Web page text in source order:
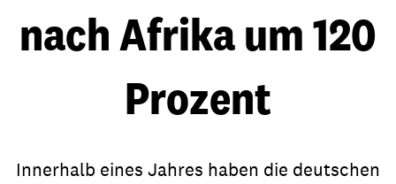
nach Afrika um 120
Prozent
Innerhalb eines Jahres haben die deutschen